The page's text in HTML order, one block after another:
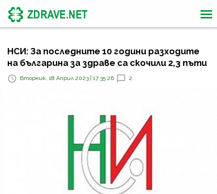
НСИ: За последните 10 години разходите
на българина за здраве са скочили 2,3 пъти
Вторник, 18 Април 2023 | 17:35:26 2